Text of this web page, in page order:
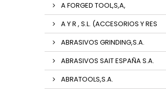
A FORGED TOOL,S,A,
A Y R , S.L. (ACCESORIOS Y RES
ABRASIVOS GRINDING,S.A.
ABRASIVOS SAIT ESPAÑA S.A.
ABRATOOLS,S.A.